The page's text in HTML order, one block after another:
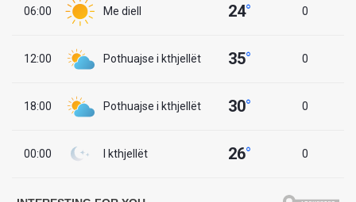
06:00 Me diell 24° 0
12:00 Pothuajse i kthjellët 35° 0
18:00 Pothuajse i kthjellët 30° 0
00:00 I kthjellët 26° 0